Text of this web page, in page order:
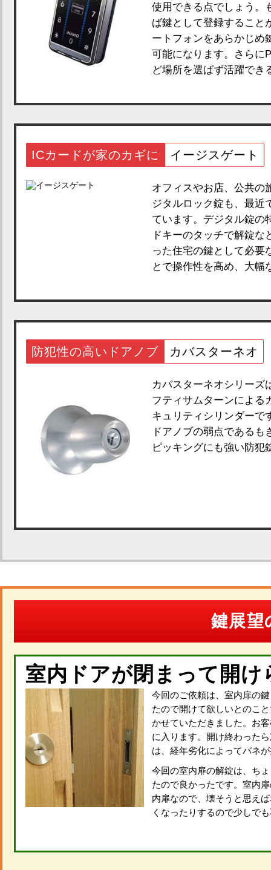
使用できる点でしょう。
ば鍵として登録すること
ートフォンをあらかじめ
可能になります。さらに
ど場所を選ばず活躍でき
ICカードが家のカギに イージスゲート
オフィスやお店、公共の
ジタルロック錠も、最近
ています。デジタル錠の
ドキーのタッチで解錠
った住宅の鍵として必要
とで操作性を高め、大幅
防犯性の高いドアノブ カバスターネオ
カバスターネオシリーズ
フティサムターンによる
キュリティシリンダーで
ドアノブの弱点である
ピッキングにも強い防犯
鍵展望
室内ドアが閉まって開け
今回のご依頼は、室内扉の
たので開けて欲しいとのこ
かせていただきました。お
に入ります。開け終わった
は、経年劣化によってバネ
今回の室内扉の解錠は、ち
たので良かったです。室内
内扉なので、壊そうと思え
くなったりするので少しで